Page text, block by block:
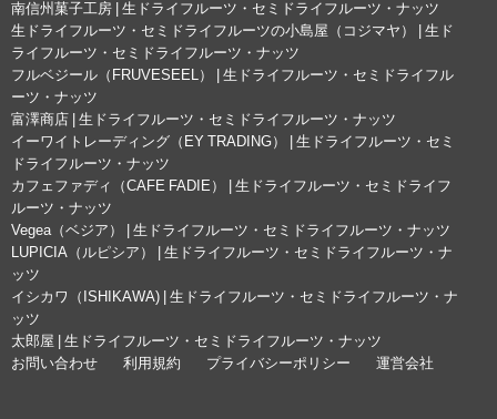
南信州菓子工房 | 生ドライフルーツ・セミドライフルーツ・ナッツ
生ドライフルーツ・セミドライフルーツの小島屋（コジマヤ） | 生ド
ライフルーツ・セミドライフルーツ・ナッツ
フルベジール（FRUVESEEL） | 生ドライフルーツ・セミドライフル
ーツ・ナッツ
富澤商店 | 生ドライフルーツ・セミドライフルーツ・ナッツ
イーワイトレーディング（EY TRADING） | 生ドライフルーツ・セミ
ドライフルーツ・ナッツ
カフェファディ（CAFE FADIE） | 生ドライフルーツ・セミドライフ
ルーツ・ナッツ
Vegea（ベジア） | 生ドライフルーツ・セミドライフルーツ・ナッツ
LUPICIA（ルピシア） | 生ドライフルーツ・セミドライフルーツ・ナ
ッツ
イシカワ（ISHIKAWA) | 生ドライフルーツ・セミドライフルーツ・ナ
ッツ
太郎屋 | 生ドライフルーツ・セミドライフルーツ・ナッツ
お問い合わせ
利用規約 プライバシーポリシー 運営会社